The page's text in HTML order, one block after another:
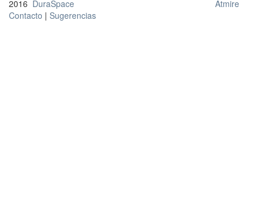
2016 DuraSpace
Contacto | Sugerencias
Atmire